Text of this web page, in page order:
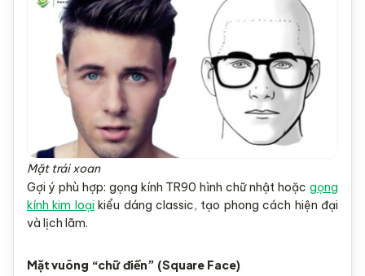
Mặt trái xoan
Gợi ý phù hợp: gọng kính TR90 hình chữ nhật hoặc gọng
kính kim loạikiểu dáng classic, tạo phong cách hiện đại
và lịch lãm.
Mặt vuông “chữ điền” (Square Face)